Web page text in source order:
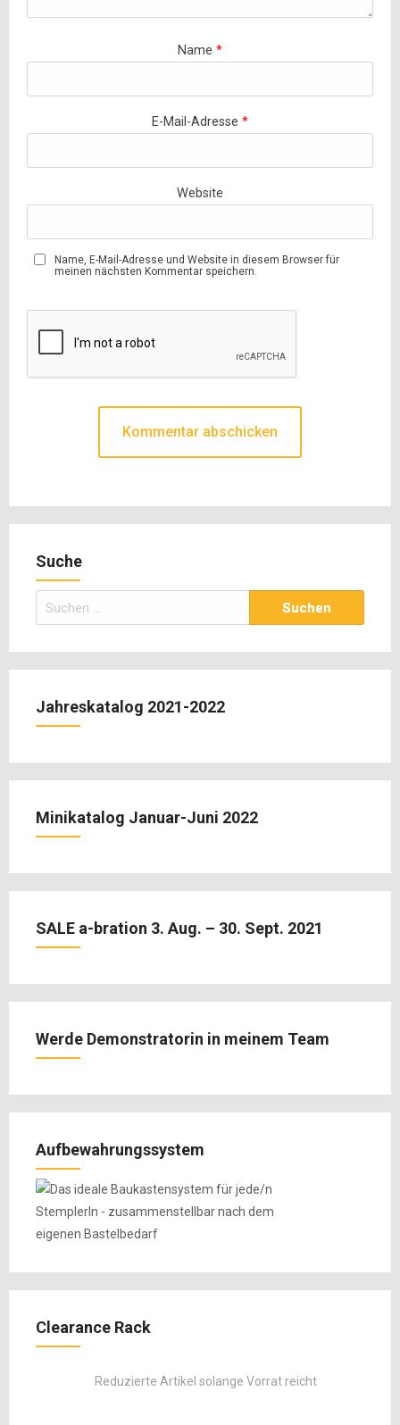
Name *
E-Mail-Adresse *
Website
Name, E-Mail-Adresse und Website in diesem Browser für
meinen nächsten Kommentar speichern.
Suche
Suchen
nach:
Jahreskatalog 2021-2022
Minikatalog Januar-Juni 2022
SALE a-bration 3. Aug. – 30. Sept. 2021
Werde Demonstratorin in meinem Team
Aufbewahrungssystem
Clearance Rack
Reduzierte Artikel solange Vorrat reicht